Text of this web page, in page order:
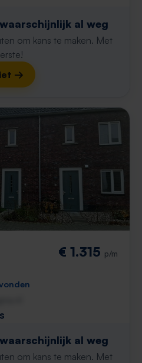
al weg
om kans te maken. Met
→
€ 1.315 p/m
al weg
om kans te maken. Met